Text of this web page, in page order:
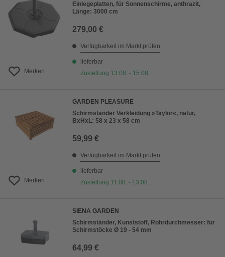
Merken
Einlegeplatten, für Sonnenschirme, anthrazit,
Länge: 3000 cm
279,00 €
Verfügbarkeit im Markt prüfen
lieferbar
Zustellung 13.08. - 15.08.
Merken
GARDEN PLEASURE
Schirmständer Verkleidung »Taylor«, natur,
BxHxL: 58 x 23 x 58 cm
59,99 €
Verfügbarkeit im Markt prüfen
lieferbar
Zustellung 11.08. - 13.08.
SIENA GARDEN
Schirmständer, Kunststoff, Rohrdurchmesser: für
Schirmstöcke Ø 19 - 54 mm
64,99 €